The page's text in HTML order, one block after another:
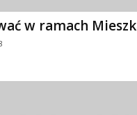
w ramach